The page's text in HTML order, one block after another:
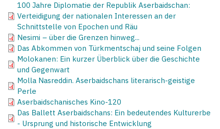
100 Jahre Diplomatie der Republik Aserbaidschan:
Verteidigung der nationalen Interessen an der
Schnittstelle von Epochen und Räu
Nesimi – über die Grenzen hinweg...
Das Abkommen von Türkmentschaj und seine Folgen
Molokanen: Ein kurzer Überblick über die Geschichte
und Gegenwart
Molla Nasreddin. Aserbaidschans literarisch-geistige
Perle
Aserbaidschanisches Kino-120
Das Ballett Aserbaidschans: Ein bedeutendes Kulturerbe
- Ursprung und historische Entwicklung